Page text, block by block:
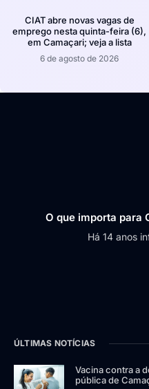
CIAT abre novas vagas de
emprego nesta quinta-feira (6),
em Camaçari; veja a lista
6 de agosto de 2026
O que importa para
Há 14 anos
ÚLTIMAS NOTÍCIAS
Vacina contra a
pública de